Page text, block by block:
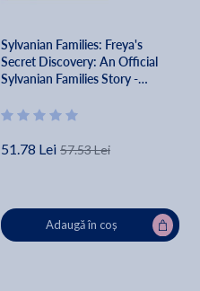
Sylvanian Families: Freya's
Secret Discovery: An Official
Sylvanian Families Story -
51.78 Lei 57.53 Lei
Adaugă în coș